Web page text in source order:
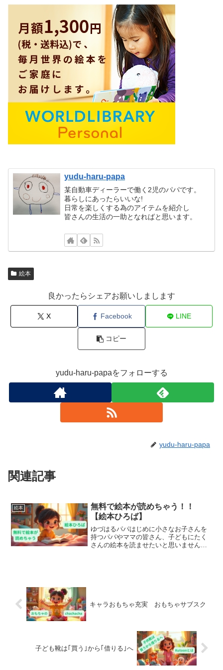
yudu-haru-papa
某自動車ディーラーで働く2児のパパです。
暮らしにあったらいいな!
日常を楽しくする為のアイテムを紹介し
皆さんの生活の一助となればと思います。
絵本
良かったらシェアお願いしまします
X Facebook LINE
コピー
yudu-haru-papaをフォローする
yudu-haru-papa
関連記事
絵本
無料で絵本が読めちゃう！！
【絵本ひろば】
ゆづはるパパはじめに小さなお子さんを
持つパパやママの皆さん、子どもにたく
さんの絵本を読ませたいと思いません
キャラおもちゃ充実 おもちゃサブスク
子ども靴は｢買う｣から｢借りる｣へ